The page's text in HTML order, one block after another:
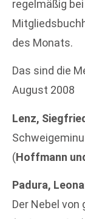
regelmäßig
des Monats.
Das sind die
August 2008
Lenz,
(Hoffmann
Padura,
Der Nebel von